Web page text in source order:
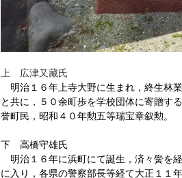
上 広津又藏氏
明治１６年上寺大野に生まれ，終生林
と共に，５０余町歩を学校団体に寄贈す
誉町民，昭和４０年勲五等瑞宝章叙勲。
下 高橋守雄氏
明治１６年に浜町にて誕生，済々黌を
に入り，各県の警察部長等経て大正１１